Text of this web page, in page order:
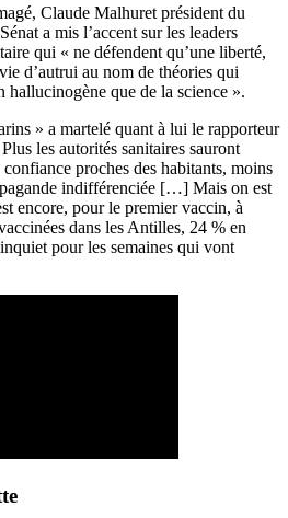
Claude Malhuret président du
a mis l’accent sur les leaders
qui « ne défendent qu’une liberté,
d’autrui au nom de théories qui
que de la science ».
» a martelé quant à lui le rapporteur
les autorités sanitaires sauront
confiance proches des habitants, moins
indifférenciée […] Mais on est
encore, pour le premier vaccin, à
dans les Antilles, 24 % en
pour les semaines qui vont